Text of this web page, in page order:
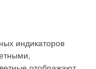
индикаторов